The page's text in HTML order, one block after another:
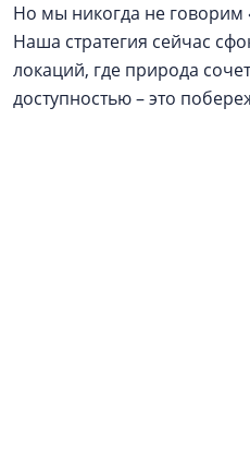
Но мы никогда не говорим
Наша стратегия сейчас
локаций, где природа
доступностью – это